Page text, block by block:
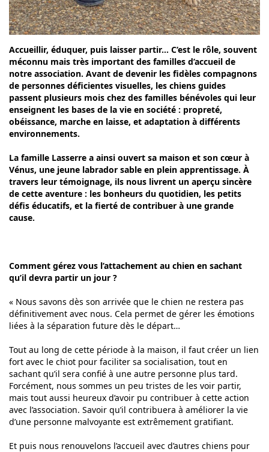
Accueillir, éduquer, puis laisser partir… C’est le rôle, souvent
méconnu mais très important des familles d’accueil de
notre association. Avant de devenir les fidèles compagnons
de personnes déficientes visuelles, les chiens guides
passent plusieurs mois chez des familles bénévoles qui leur
enseignent les bases de la vie en société : propreté,
obéissance, marche en laisse, et adaptation à différents
environnements.
La famille Lasserre a ainsi ouvert sa maison et son cœur à
Vénus, une jeune labrador sable en plein apprentissage. À
travers leur témoignage, ils nous livrent un aperçu sincère
de cette aventure : les bonheurs du quotidien, les petits
défis éducatifs, et la fierté de contribuer à une grande
cause.
Comment gérez vous l’attachement au chien en sachant
qu’il devra partir un jour ?
« Nous savons dès son arrivée que le chien ne restera pas
définitivement avec nous. Cela permet de gérer les émotions
liées à la séparation future dès le départ…
Tout au long de cette période à la maison, il faut créer un lien
fort avec le chiot pour faciliter sa socialisation, tout en
sachant qu’il sera confié à une autre personne plus tard.
Forcément, nous sommes un peu tristes de les voir partir,
mais tout aussi heureux d’avoir pu contribuer à cette action
avec l’association. Savoir qu’il contribuera à améliorer la vie
d’une personne malvoyante est extrêmement gratifiant.
Et puis nous renouvelons l’accueil avec d’autres chiens pour